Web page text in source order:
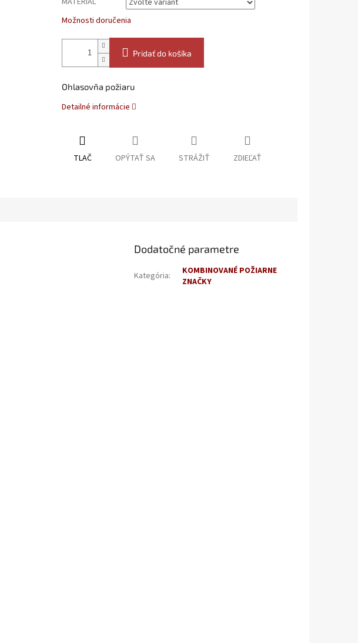
Možnosti doručenia
Pridať do košíka
Ohlasovňa požiaru
Detailné informácie
TLAČ OPÝTAŤ SA STRÁŽIŤ ZDIEĽAŤ
Dodatočné parametre
Kategória:
KOMBINOVANÉ POŽIARNE
ZNAČKY